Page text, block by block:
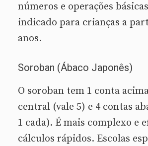
números e operações
indicado para crianças a
anos.
Soroban (Ábaco Japonês)
O soroban tem 1 conta
central (vale 5) e 4 contas
1 cada). É mais complexo e
cálculos rápidos. Escolas